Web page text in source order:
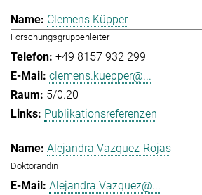
Clemens Küpper
Forschungsgruppenleiter
+49 8157 932 299
clemens.kuepper@...
5/0.20
Publikationsreferenzen
Alejandra Vazquez-Rojas
Doktorandin
Alejandra.Vazquez@...